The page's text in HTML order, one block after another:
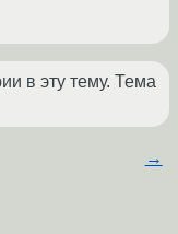
в эту тему. Тема
→